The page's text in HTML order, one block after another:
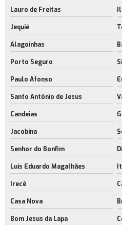
Lauro de Freitas
Jequié
Alagoinhas
Porto Seguro
Paulo Afonso
Santo Antônio de Jesus
Candeias
Jacobina
Senhor do Bonfim
Luís Eduardo Magalhães
Irecê
Casa Nova
Bom Jesus da Lapa